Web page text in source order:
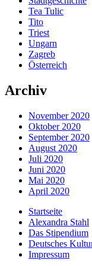
Tea Tulic
Tito
Triest
Ungarn
Zagreb
Österreich
Archiv
November 2020
Oktober 2020
September 2020
August 2020
Juli 2020
Juni 2020
Mai 2020
April 2020
Startseite
Alexandra Stahl
Das Stipendium
Deutsches
Impressum